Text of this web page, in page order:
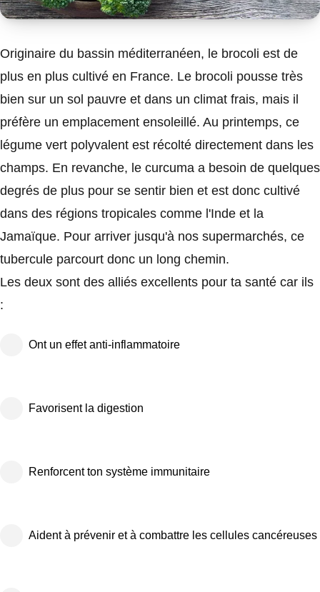
Originaire du bassin méditerranéen, le brocoli est de
plus en plus cultivé en France. Le brocoli pousse très
bien sur un sol pauvre et dans un climat frais, mais il
préfère un emplacement ensoleillé. Au printemps, ce
légume vert polyvalent est récolté directement dans les
champs. En revanche, le curcuma a besoin de quelques
degrés de plus pour se sentir bien et est donc cultivé
dans des régions tropicales comme l'Inde et la
Jamaïque. Pour arriver jusqu'à nos supermarchés, ce
tubercule parcourt donc un long chemin.
Les deux sont des alliés excellents pour ta santé car ils
:
Ont un effet anti-inflammatoire
Favorisent la digestion
Renforcent ton système immunitaire
Aident à prévenir et à combattre les cellules cancéreuses